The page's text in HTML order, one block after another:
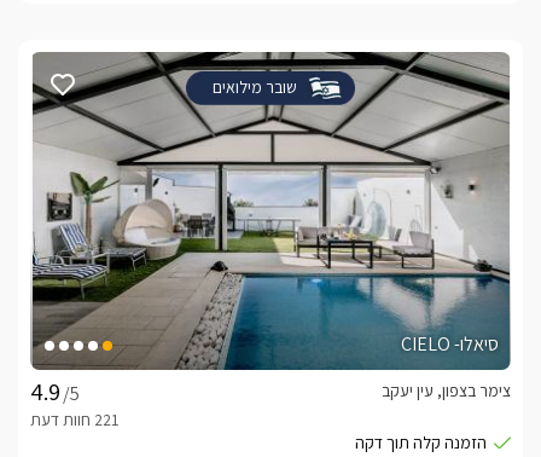
שובר מילואים
סיאלו- CIELO
/5
צימר בצפון, עין יעקב